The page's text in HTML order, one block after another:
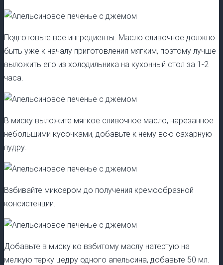
Подготовьте все ингредиенты. Масло сливочное должно
быть уже к началу приготовления мягким, поэтому лучше
выложить его из холодильника на кухонный стол за 1-2
часа.
В миску выложите мягкое сливочное масло, нарезанное
небольшими кусочками, добавьте к нему всю сахарную
пудру.
Взбивайте миксером до получения кремообразной
консистенции.
Добавьте в миску ко взбитому маслу натертую на
мелкую терку цедру одного апельсина, добавьте 50 мл.